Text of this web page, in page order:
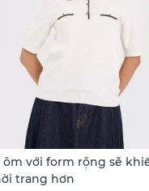
với form rộng sẽ
trang hơn